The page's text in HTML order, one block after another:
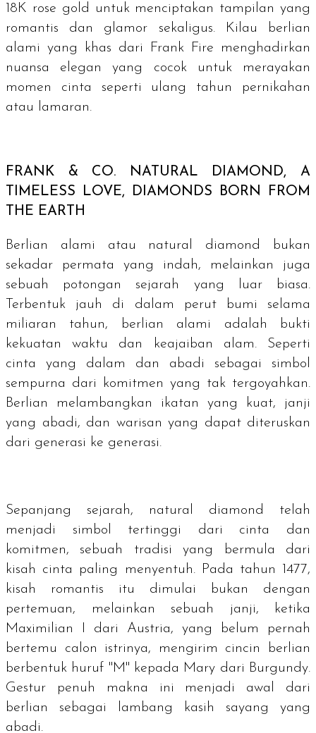
18K rose gold
untuk menciptakan tampilan yang
romantis dan glamor sekaligus. Kilau berlian
alami yang khas dari Frank Fire menghadirkan
nuansa elegan yang cocok untuk merayakan
momen cinta seperti ulang tahun pernikahan
atau lamaran.
FRANK & CO. NATURAL DIAMOND, A
TIMELESS LOVE, DIAMONDS BORN FROM
THE EARTH
Berlian alami atau natural diamond
bukan
sekadar permata yang indah, melainkan juga
sebuah potongan sejarah yang luar biasa.
Terbentuk jauh di dalam perut bumi selama
miliaran tahun, berlian alami adalah bukti
kekuatan waktu dan keajaiban alam. Seperti
cinta yang dalam dan abadi sebagai simbol
sempurna dari komitmen yang tak tergoyahkan.
Berlian melambangkan ikatan yang kuat, janji
yang abadi, dan warisan yang dapat diteruskan
dari generasi ke generasi.
Sepanjang sejarah, natural diamond telah
menjadi simbol tertinggi dari cinta dan
komitmen, sebuah tradisi yang bermula dari
kisah cinta paling menyentuh. Pada tahun 1477,
kisah romantis itu dimulai bukan dengan
pertemuan, melainkan sebuah janji, ketika
Maximilian I dari Austria, yang belum pernah
bertemu calon istrinya, mengirim cincin berlian
berbentuk huruf "M" kepada Mary dari Burgundy.
Gestur penuh makna ini menjadi awal dari
berlian sebagai lambang kasih sayang yang
abadi.